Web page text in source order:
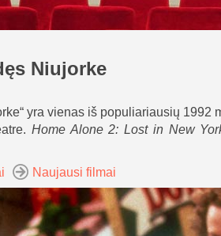
Niujorke
yra vienas iš populiariausių 1992
Home Alone 2: Lost in New
Naujausi filmai